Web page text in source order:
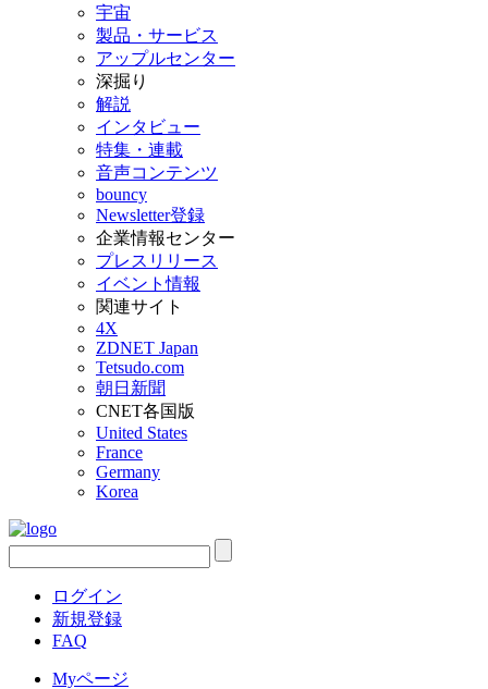
宇宙
製品・サービス
アップルセンター
深掘り
解説
インタビュー
特集・連載
音声コンテンツ
bouncy
Newsletter登録
企業情報センター
プレスリリース
イベント情報
関連サイト
4X
ZDNET Japan
Tetsudo.com
朝日新聞
CNET各国版
United States
France
Germany
Korea
ログイン
新規登録
FAQ
Myページ